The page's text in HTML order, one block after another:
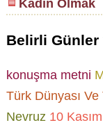
Kadın Olmak
Belirli Günler
konuşma metni
Türk Dünyası Ve
Nevruz10 Kasım